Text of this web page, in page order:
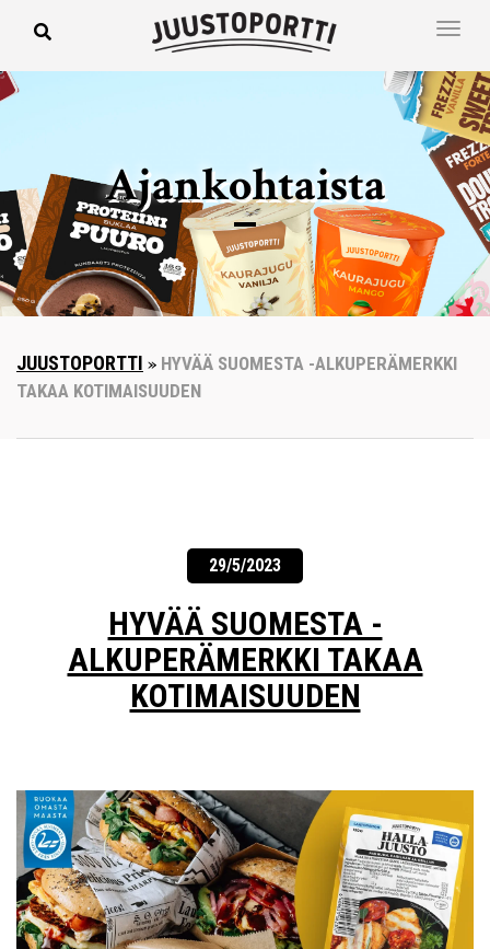
Ajankohtaista
JUUSTOPORTTI » HYVÄÄ SUOMESTA -ALKUPERÄMERKKI
TAKAA KOTIMAISUUDEN
29/5/2023
HYVÄÄ SUOMESTA -
ALKUPERÄMERKKI TAKAA
KOTIMAISUUDEN